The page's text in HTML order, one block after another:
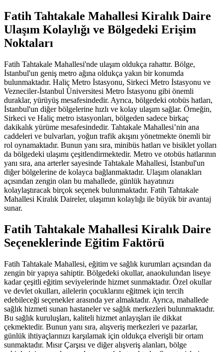
Fatih Tahtakale Mahallesi Kiralık Daire
Ulaşım Kolaylığı ve Bölgedeki Erişim
Noktaları
Fatih Tahtakale Mahallesi'nde ulaşım oldukça rahattır. Bölge,
İstanbul'un geniş metro ağına oldukça yakın bir konumda
bulunmaktadır. Haliç Metro İstasyonu, Sirkeci Metro İstasyonu ve
Vezneciler-İstanbul Üniversitesi Metro İstasyonu gibi önemli
duraklar, yürüyüş mesafesindedir. Ayrıca, bölgedeki otobüs hatları,
İstanbul'un diğer bölgelerine hızlı ve kolay ulaşım sağlar. Örneğin,
Sirkeci ve Haliç metro istasyonları, bölgeden sadece birkaç
dakikalık yürüme mesafesindedir. Tahtakale Mahallesi’nin ana
caddeleri ve bulvarları, yoğun trafik akışını yönetmekte önemli bir
rol oynamaktadır. Bunun yanı sıra, minibüs hatları ve bisiklet yolları
da bölgedeki ulaşımı çeşitlendirmektedir. Metro ve otobüs hatlarının
yanı sıra, ana arterler sayesinde Tahtakale Mahallesi, İstanbul'un
diğer bölgelerine de kolayca bağlanmaktadır. Ulaşım olanakları
açısından zengin olan bu mahallede, günlük hayatınızı
kolaylaştıracak birçok seçenek bulunmaktadır. Fatih Tahtakale
Mahallesi Kiralık Daireler, ulaşımın kolaylığı ile büyük bir avantaj
sunar.
Fatih Tahtakale Mahallesi Kiralık Daire
Seçeneklerinde Eğitim Faktörü
Fatih Tahtakale Mahallesi, eğitim ve sağlık kurumları açısından da
zengin bir yapıya sahiptir. Bölgedeki okullar, anaokulundan liseye
kadar çeşitli eğitim seviyelerinde hizmet sunmaktadır. Özel okullar
ve devlet okulları, ailelerin çocuklarını eğitmek için tercih
edebileceği seçenekler arasında yer almaktadır. Ayrıca, mahallede
sağlık hizmeti sunan hastaneler ve sağlık merkezleri bulunmaktadır.
Bu sağlık kuruluşları, kaliteli hizmet anlayışları ile dikkat
çekmektedir. Bunun yanı sıra, alışveriş merkezleri ve pazarlar,
günlük ihtiyaçlarınızı karşılamak için oldukça elverişli bir ortam
sunmaktadır. Mısır Çarşısı ve diğer alışveriş alanları, bölge